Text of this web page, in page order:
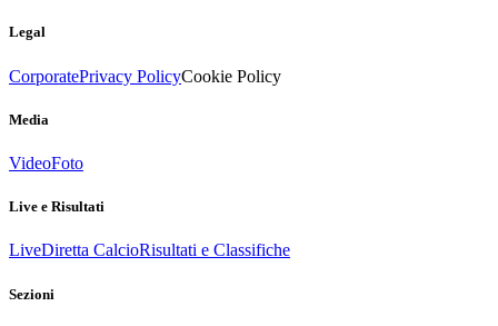
Legal
CorporatePrivacy PolicyCookie Policy
Media
VideoFoto
Live e Risultati
LiveDiretta CalcioRisultati e Classifiche
Sezioni